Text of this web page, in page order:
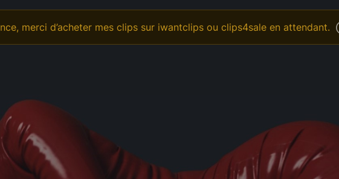
merci d’acheter mes clips sur iwantclips ou clips4sale en attendant.
Offrande OnlyFans